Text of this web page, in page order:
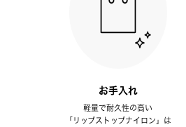
お手入れ
軽量で耐久性の高い
「リップストップナイロン」は